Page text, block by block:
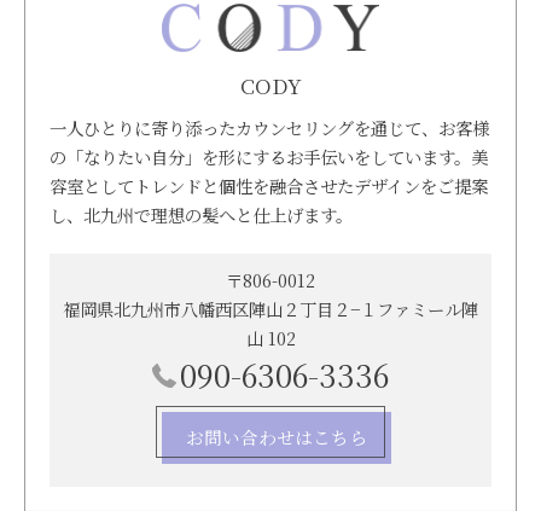
CODY
一人ひとりに寄り添ったカウンセリングを通じて、お客様
の「なりたい自分」を形にするお手伝いをしています。美
容室としてトレンドと個性を融合させたデザインをご提案
し、北九州で理想の髪へと仕上げます。
〒806-0012
福岡県北九州市八幡西区陣山２丁目２−１ファミール陣
山 102
090-6306-3336
お問い合わせはこちら